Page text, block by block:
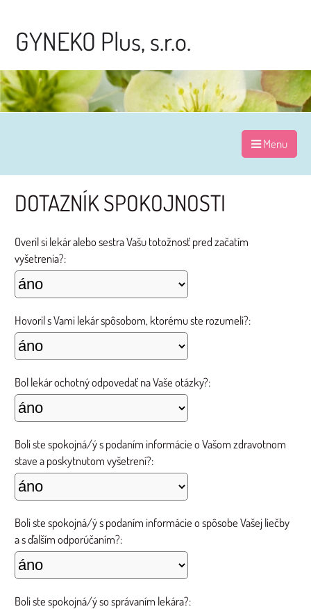
GYNEKO Plus, s.r.o.
Menu
DOTAZNÍK SPOKOJNOSTI
Overil si lekár alebo sestra Vašu totožnosť pred začatím
vyšetrenia?:
Hovoril s Vami lekár spôsobom, ktorému ste rozumeli?:
Bol lekár ochotný odpovedať na Vaše otázky?:
Boli ste spokojná/ý s podaním informácie o Vašom zdravotnom
stave a poskytnutom vyšetrení?:
Boli ste spokojná/ý s podaním informácie o spôsobe Vašej liečby
a s ďalším odporúčaním?:
Boli ste spokojná/ý so správaním lekára?: